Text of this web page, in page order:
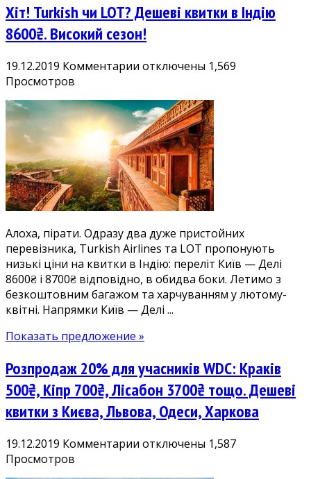
Хіт! Turkish чи LOT? Дешеві квитки в Індію
8600₴. Високий сезон!
19.12.2019 Комментарии к
Turkish
чи
LOT?
Дешеві
квитки
в
Індію
Високий
сезон!
отключены 1,569
Просмотров
Алоха, пірати. Одразу два дуже пристойних
перевізника, Turkish Airlines та LOT пропонують
низькі ціни на квитки в Індію: переліт Київ — Делі
8600₴ і 8700₴ відповідно, в обидва боки. Летимо з
безкоштовним багажом та харчуванням у лютому-
квітні. Напрямки Київ — Делі ...
Показать предложение »
Розпродаж 20% для учасників WDC: Краків
500₴, Кіпр 700₴, Лісабон 3700₴ тощо. Дешеві
квитки з Києва, Львова, Одеси, Харкова
19.12.2019 Комментарии котключены 1,587
Просмотров